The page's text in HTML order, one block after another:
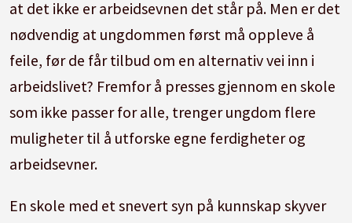
at det ikke er arbeidsevnen det står på. Men er det
nødvendig at ungdommen først må oppleve å
feile, før de får tilbud om en alternativ vei inn i
arbeidslivet? Fremfor å presses gjennom en skole
som ikke passer for alle, trenger ungdom flere
muligheter til å utforske egne ferdigheter og
arbeidsevner.
En skole med et snevert syn på kunnskap skyver